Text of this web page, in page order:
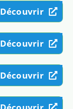
Découvrir
Découvrir
Découvrir